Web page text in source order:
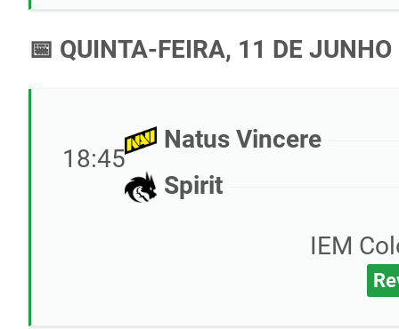
📅 QUINTA-FEIRA, 11 DE
18:45
Natus Vincere
Spirit
IEM